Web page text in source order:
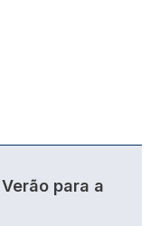
para a